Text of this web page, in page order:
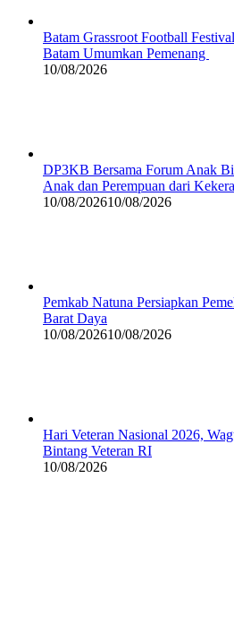
Batam Grassroot Football
Batam Umumkan Pemenang
10/08/2026
DP3KB Bersama Forum Anak
Anak dan Perempuan dari
10/08/202610/08/2026
Pemkab Natuna Persiapkan
Barat Daya
10/08/202610/08/2026
Hari Veteran Nasional 2026,
Bintang Veteran RI
10/08/2026